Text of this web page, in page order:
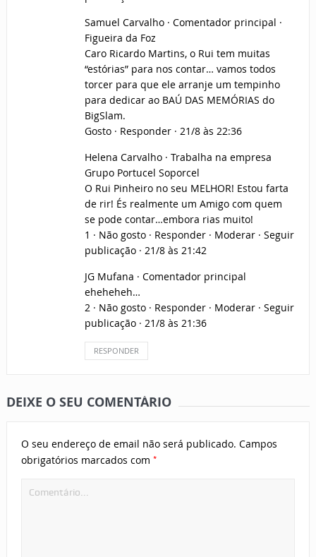
Samuel Carvalho · Comentador principal ·
Figueira da Foz
Caro Ricardo Martins, o Rui tem muitas
“estórias” para nos contar… vamos todos
torcer para que ele arranje um tempinho
para dedicar ao BAÚ DAS MEMÓRIAS do
BigSlam.
Gosto · Responder · 21/8 às 22:36
Helena Carvalho · Trabalha na empresa
Grupo Portucel Soporcel
O Rui Pinheiro no seu MELHOR! Estou farta
de rir! És realmente um Amigo com quem
se pode contar…embora rias muito!
1 · Não gosto · Responder · Moderar · Seguir
publicação · 21/8 às 21:42
JG Mufana · Comentador principal
eheheheh…
2 · Não gosto · Responder · Moderar · Seguir
publicação · 21/8 às 21:36
RESPONDER
DEIXE O SEU COMENTÁRIO
O seu endereço de email não será publicado. Campos
obrigatórios marcados com *